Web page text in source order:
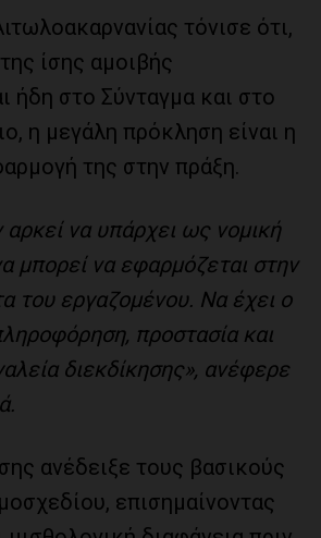
τόνισε ότι,
ίσης αμοιβής
ήδη στο Σύνταγμα και στο
η μεγάλη πρόκληση είναι η
της στην πράξη.
αρκεί να υπάρχει ως νομική
μπορεί να εφαρμόζεται στην
του εργαζομένου. Να έχει ο
προστασία και
διεκδίκησης», ανέφερε
ανέδειξε τους βασικούς
επισημαίνοντας